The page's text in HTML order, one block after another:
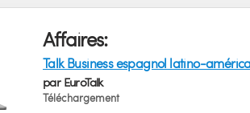
Affaires:
Talk Business espagnol latino-
par EuroTalk
Téléchargement